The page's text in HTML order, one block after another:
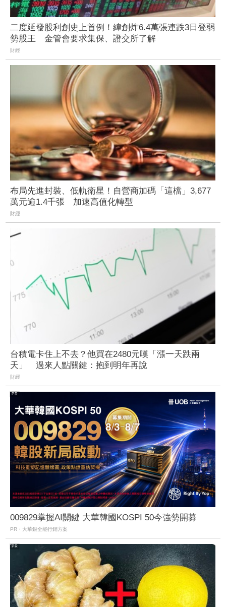
二度延發股利創史上首例！緯創炸6.4萬張連跌3日登弱
勢股王 金管會要求集保、證交所了解
財經
布局先進封裝、低軌衛星！自營商加碼「這檔」3,677
萬元逾1.4千張 加速高值化轉型
財經
台積電卡住上不去？他買在2480元嘆「漲一天跌兩
天」 過來人點關鍵：抱到明年再說
財經
009829掌握AI關鍵 大華韓國KOSPI 50今強勢開募
PR・大華銀全能行銷方案